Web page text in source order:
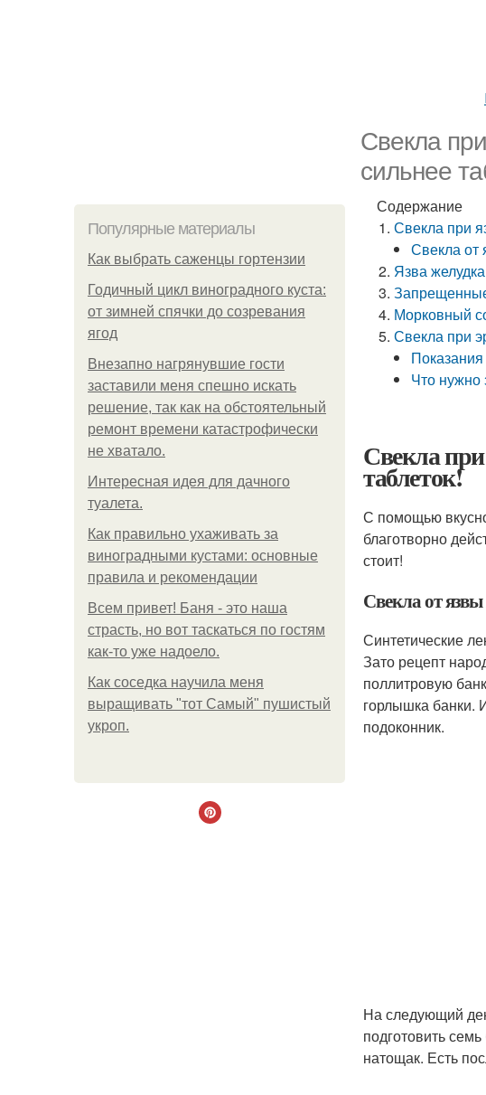
Свекла
сильнее
Популярные материалы
Как выбрать саженцы гортензии
Годичный цикл виноградного куста:
от зимней спячки до созревания
ягод
Внезапно нагрянувшие гости
заставили меня спешно искать
решение, так как на обстоятельный
ремонт времени катастрофически
не хватало.
Интересная идея для дачного
туалета.
Как правильно ухаживать за
виноградными кустами: основные
правила и рекомендации
Всем привет! Баня - это наша
страсть, но вот таскаться по гостям
как-то уже надоело.
Как соседка научила меня
выращивать "тот Самый" пушистый
укроп.
Содержание
Свекла при
Свекла от
Язва
Морковный
Свекла при
Что нужно
Свекла
таблеток!
С помощью
благотворно
стоит!
Свекла от
Синтетические
Зато рецепт
поллитровую
горлышка банки.
подоконник.
На следующий
подготовить
натощак. Есть